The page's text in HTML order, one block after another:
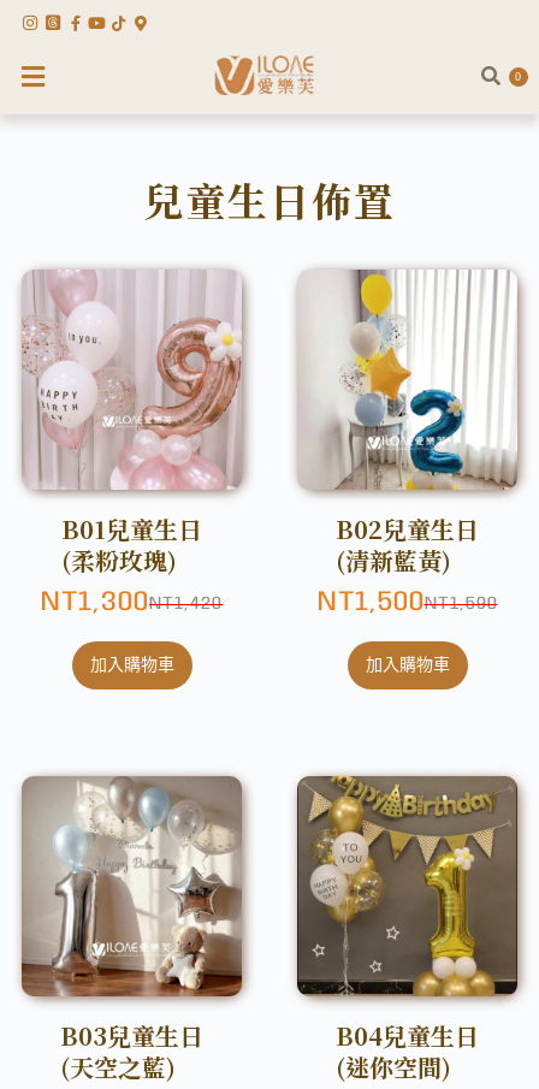
0
兒童生日佈置
B01兒童生日
(柔粉玫瑰)
NT1,420
NT1,300
加入購物車
B02兒童生日
(清新藍黃)
NT1,590
NT1,500
加入購物車
B03兒童生日
(天空之藍)
B04兒童生日
(迷你空間)